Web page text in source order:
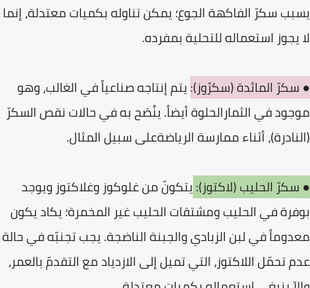
يسبب سكرّ الفاكهة الجوع؛ يمكن تناوله بكميات معتدلة، إنما
لا يجوز استعماله للتحلية بمفرده.
● سكرّ المائدة (سكرّوز): يتم إنتاجه صناعياً في الغالب، وهو
موجود في الثمارالحلوة أيضاً. ينُصَح به في حالات نقص السكرّ
(النادرة)، أثناء ممارسة الرياضةعلى سبيل المثال.
● سكرّ الحليب (لاكتوز): يتكونّ من غلوكوز وغلاكتوز ويوجد
بوفرة في الحليب ومشتقات الحليب غير المخمرة؛ يكاد يكون
معدوماً في لبن الزبادي والجبنة الناضجة. يجب تجنبّه في حالة
عدم تحمّل اللاكتوز، التي تميل إلى الازدياد مع التقدمّ بالعمر،